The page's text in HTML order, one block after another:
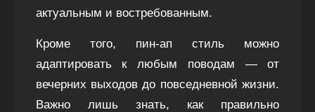
актуальным и востребованным.
Кроме того, пин-ап стиль можно
адаптировать к любым поводам — от
вечерних выходов до повседневной жизни.
Важно лишь знать, как правильно